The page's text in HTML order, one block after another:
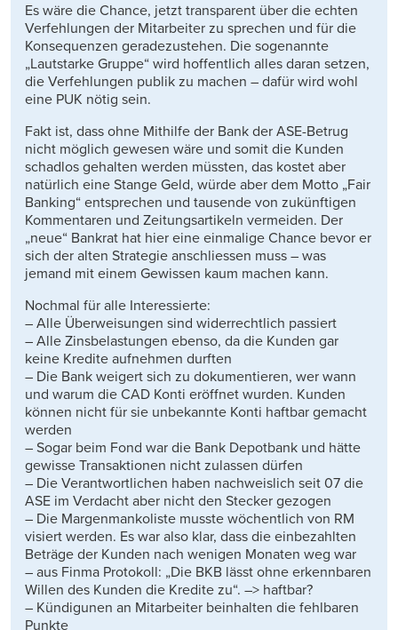
Es wäre die Chance, jetzt transparent über die echten
Verfehlungen der Mitarbeiter zu sprechen und für die
Konsequenzen geradezustehen. Die sogenannte
„Lautstarke Gruppe“ wird hoffentlich alles daran setzen,
die Verfehlungen publik zu machen – dafür wird wohl
eine PUK nötig sein.
Fakt ist, dass ohne Mithilfe der Bank der ASE-Betrug
nicht möglich gewesen wäre und somit die Kunden
schadlos gehalten werden müssten, das kostet aber
natürlich eine Stange Geld, würde aber dem Motto „Fair
Banking“ entsprechen und tausende von zukünftigen
Kommentaren und Zeitungsartikeln vermeiden. Der
„neue“ Bankrat hat hier eine einmalige Chance bevor er
sich der alten Strategie anschliessen muss – was
jemand mit einem Gewissen kaum machen kann.
Nochmal für alle Interessierte:
– Alle Überweisungen sind widerrechtlich passiert
– Alle Zinsbelastungen ebenso, da die Kunden gar
keine Kredite aufnehmen durften
– Die Bank weigert sich zu dokumentieren, wer wann
und warum die CAD Konti eröffnet wurden. Kunden
können nicht für sie unbekannte Konti haftbar gemacht
werden
– Sogar beim Fond war die Bank Depotbank und hätte
gewisse Transaktionen nicht zulassen dürfen
– Die Verantwortlichen haben nachweislich seit 07 die
ASE im Verdacht aber nicht den Stecker gezogen
– Die Margenmankoliste musste wöchentlich von RM
visiert werden. Es war also klar, dass die einbezahlten
Beträge der Kunden nach wenigen Monaten weg war
– aus Finma Protokoll: „Die BKB lässt ohne erkennbaren
Willen des Kunden die Kredite zu“. –> haftbar?
– Kündigunen an Mitarbeiter beinhalten die fehlbaren
Punkte